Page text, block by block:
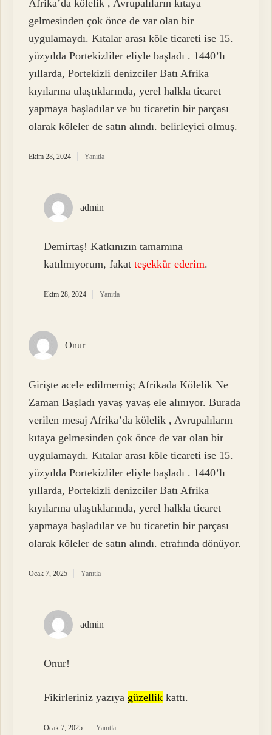
Afrika’da kölelik , Avrupalıların kıtaya
gelmesinden çok önce de var olan bir
uygulamaydı. Kıtalar arası köle ticareti ise 15.
yüzyılda Portekizliler eliyle başladı . 1440’lı
yıllarda, Portekizli denizciler Batı Afrika
kıyılarına ulaştıklarında, yerel halkla ticaret
yapmaya başladılar ve bu ticaretin bir parçası
olarak köleler de satın alındı. belirleyici olmuş.
Ekim 28, 2024 Yanıtla
admin
Demirtaş! Katkınızın tamamına
katılmıyorum, fakatteşekkür ederim.
Ekim 28, 2024 Yanıtla
Onur
Girişte acele edilmemiş; Afrikada Kölelik Ne
Zaman Başladı yavaş yavaş ele alınıyor. Burada
verilen mesaj Afrika’da kölelik , Avrupalıların
kıtaya gelmesinden çok önce de var olan bir
uygulamaydı. Kıtalar arası köle ticareti ise 15.
yüzyılda Portekizliler eliyle başladı . 1440’lı
yıllarda, Portekizli denizciler Batı Afrika
kıyılarına ulaştıklarında, yerel halkla ticaret
yapmaya başladılar ve bu ticaretin bir parçası
olarak köleler de satın alındı. etrafında dönüyor.
Ocak 7, 2025 Yanıtla
admin
Onur!
Fikirleriniz yazıya güzellik kattı.
Ocak 7, 2025 Yanıtla